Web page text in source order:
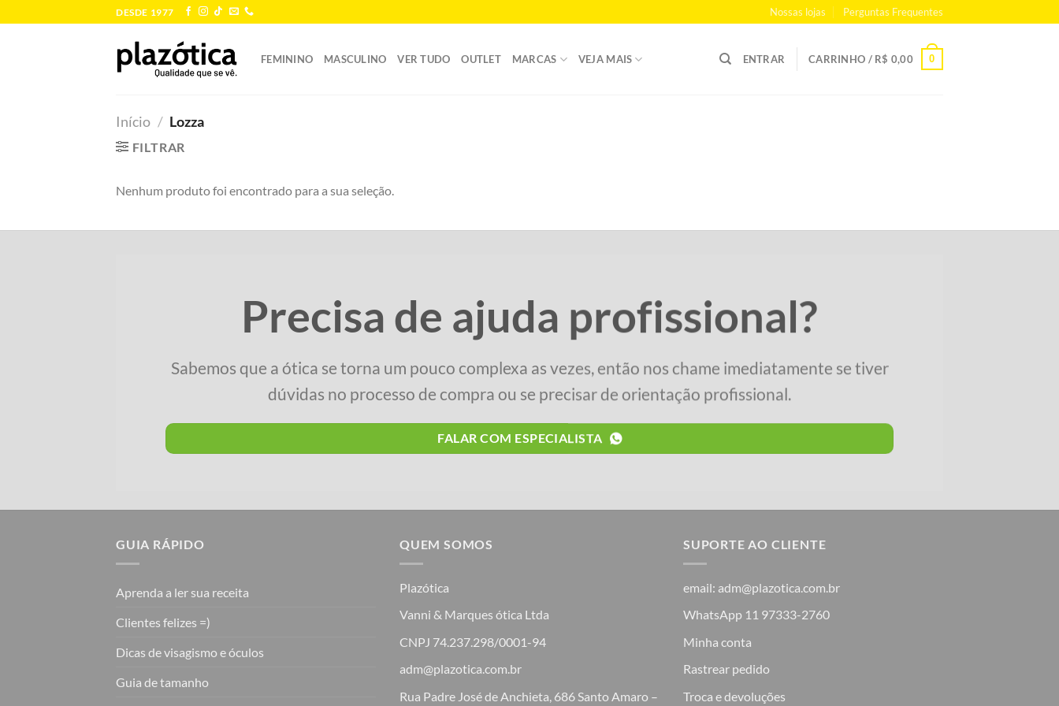
to
DESDE 1977 Nossas lojas Perguntas Frequentes
FEMININO MASCULINO VER TUDO OUTLET MARCAS VEJA MAIS ENTRAR CARRINHO / R$ 0,00 0
Início / Lozza
FILTRAR
Nenhum produto foi encontrado para a sua seleção.
Precisa de ajuda profissional?
Sabemos que a ótica se torna um pouco complexa as vezes, então nos chame imediatamente se tiver
dúvidas no processo de compra ou se precisar de orientação profissional.
FALAR COM ESPECIALISTA
GUIA RÁPIDO
Aprenda a ler sua receita
Clientes felizes =)
Dicas de visagismo e óculos
Guia de tamanho
QUEM SOMOS
Plazótica
Vanni & Marques ótica Ltda
CNPJ 74.237.298/0001-94
adm@plazotica.com.br
Rua Padre José de Anchieta, 686 Santo Amaro –
SUPORTE AO CLIENTE
email: adm@plazotica.com.br
WhatsApp 11 97333-2760
Minha conta
Rastrear pedido
Troca e devoluções